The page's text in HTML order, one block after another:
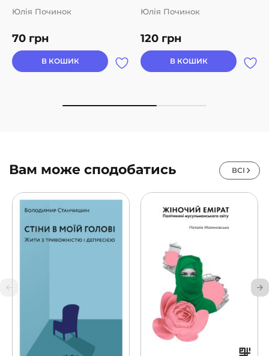
70 грн
Юлія Починок
В КОШИК
120 грн
Юлія Починок
В КОШИК
Вам може сподобатись ВСІ